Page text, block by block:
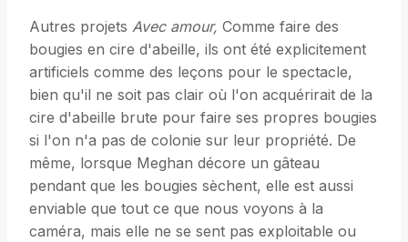
Autres projets Avec amour, Comme faire des
bougies en cire d'abeille, ils ont été explicitement
artificiels comme des leçons pour le spectacle,
bien qu'il ne soit pas clair où l'on acquérirait de la
cire d'abeille brute pour faire ses propres bougies
si l'on n'a pas de colonie sur leur propriété. De
même, lorsque Meghan décore un gâteau
pendant que les bougies sèchent, elle est aussi
enviable que tout ce que nous voyons à la
caméra, mais elle ne se sent pas exploitable ou